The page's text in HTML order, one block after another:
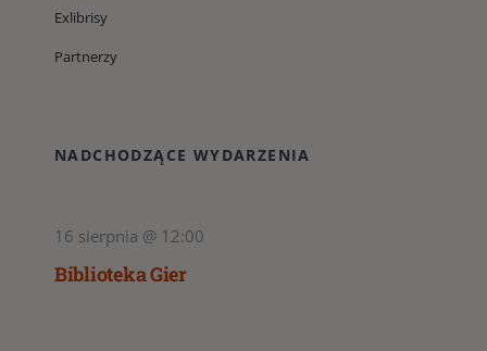
Exlibrisy
Partnerzy
NADCHODZĄCE WYDARZENIA
16 sierpnia @ 12:00
Biblioteka Gier